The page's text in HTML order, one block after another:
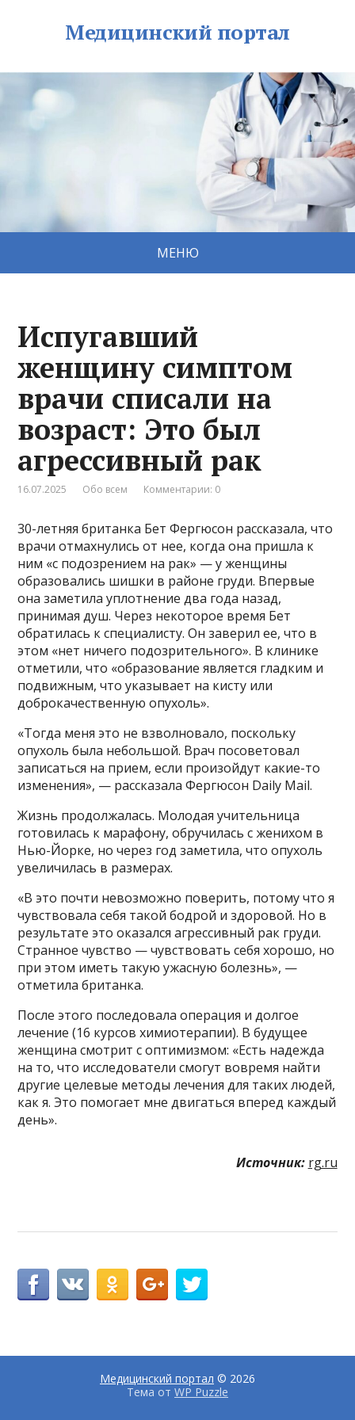
Медицинский портал
МЕНЮ
Испугавший
женщину симптом
врачи списали на
возраст: Это был
агрессивный рак
16.07.2025 Обо всем Комментарии: 0
30-летняя британка Бет Фергюсон рассказала, что
врачи отмахнулись от нее, когда она пришла к
ним «с подозрением на рак» — у женщины
образовались шишки в районе груди. Впервые
она заметила уплотнение два года назад,
принимая душ. Через некоторое время Бет
обратилась к специалисту. Он заверил ее, что в
этом «нет ничего подозрительного». В клинике
отметили, что «образование является гладким и
подвижным, что указывает на кисту или
доброкачественную опухоль».
«Тогда меня это не взволновало, поскольку
опухоль была небольшой. Врач посоветовал
записаться на прием, если произойдут какие-то
изменения», — рассказала Фергюсон Daily Mail.
Жизнь продолжалась. Молодая учительница
готовилась к марафону, обручилась с женихом в
Нью-Йорке, но через год заметила, что опухоль
увеличилась в размерах.
«В это почти невозможно поверить, потому что я
чувствовала себя такой бодрой и здоровой. Но в
результате это оказался агрессивный рак груди.
Странное чувство — чувствовать себя хорошо, но
при этом иметь такую ужасную болезнь», —
отметила британка.
После этого последовала операция и долгое
лечение (16 курсов химиотерапии). В будущее
женщина смотрит с оптимизмом: «Есть надежда
на то, что исследователи смогут вовремя найти
другие целевые методы лечения для таких людей,
как я. Это помогает мне двигаться вперед каждый
день».
Источник: rg.ru
Медицинский портал © 2026
Тема от WP Puzzle